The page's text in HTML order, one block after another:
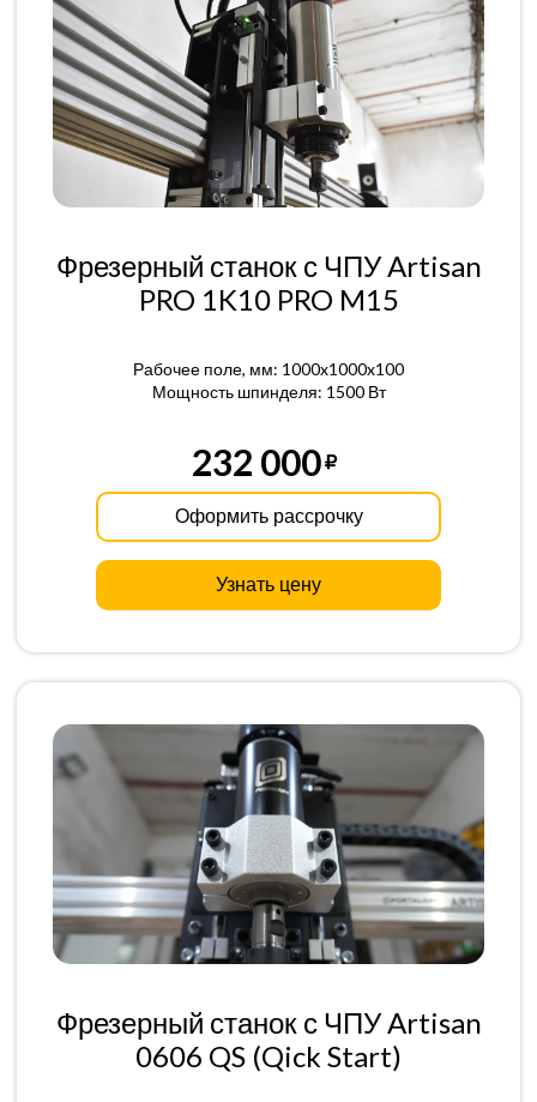
Фрезерный станок с ЧПУ Artisan
PRO 1K10 PRO M15
Рабочее поле, мм: 1000x1000x100
Мощность шпинделя: 1500 Вт
232 000
Оформить рассрочку
Узнать цену
Фрезерный станок с ЧПУ Artisan
0606 QS (Qick Start)